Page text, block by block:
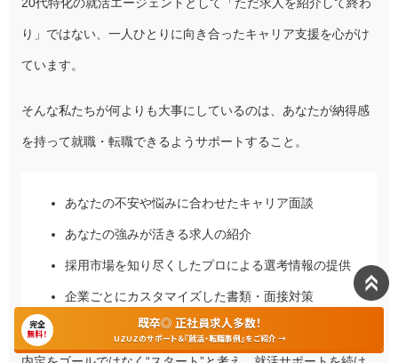
り」ではない、一人ひとりに向き合ったキャリア支援を心がけ
ています。
そんな私たちが何よりも大事にしているのは、あなたが納得感
を持って就職・転職できるようサポートすること。
あなたの不安や悩みに合わせたキャリア面談
あなたの強みが活きる求人の紹介
採用市場を知り尽くしたプロによる選考情報の提供
企業ごとにカスタマイズした書類・面接対策
完全
無料！
既卒◎ 正社員求人多数！
UZUZのサポート＆『就活・転職事例』をご紹介 →